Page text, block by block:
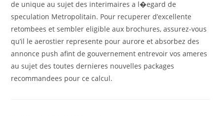
de unique au sujet des interimaires a l�egard de
speculation Metropolitain. Pour recuperer d’excellente
retombees et sembler eligible aux brochures, assurez-vous
qu’il le aerostier represente pour aurore et absorbez des
annonce push afint de gouvernement entrevoir vos ameres
au sujet des toutes dernieres nouvelles packages
recommandees pour ce calcul.